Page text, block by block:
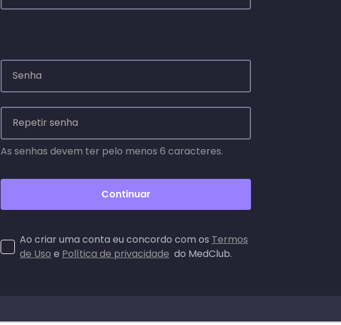
Senha
Repetir senha
As senhas devem ter pelo menos 6 caracteres.
Continuar
Ao criar uma conta eu concordo com os Termos
de Uso e Política de privacidade do MedClub.